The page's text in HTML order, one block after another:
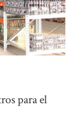
para el